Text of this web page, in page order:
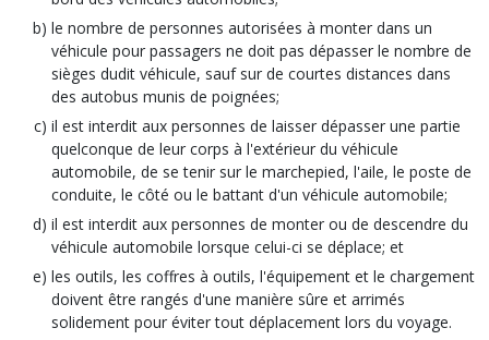
le nombre de personnes autorisées à monter dans un
véhicule pour passagers ne doit pas dépasser le nombre de
sièges dudit véhicule, sauf sur de courtes distances dans
des autobus munis de poignées;
il est interdit aux personnes de laisser dépasser une partie
quelconque de leur corps à l'extérieur du véhicule
automobile, de se tenir sur le marchepied, l'aile, le poste de
conduite, le côté ou le battant d'un véhicule automobile;
il est interdit aux personnes de monter ou de descendre du
véhicule automobile lorsque celui-ci se déplace; et
les outils, les coffres à outils, l'équipement et le chargement
doivent être rangés d'une manière sûre et arrimés
solidement pour éviter tout déplacement lors du voyage.